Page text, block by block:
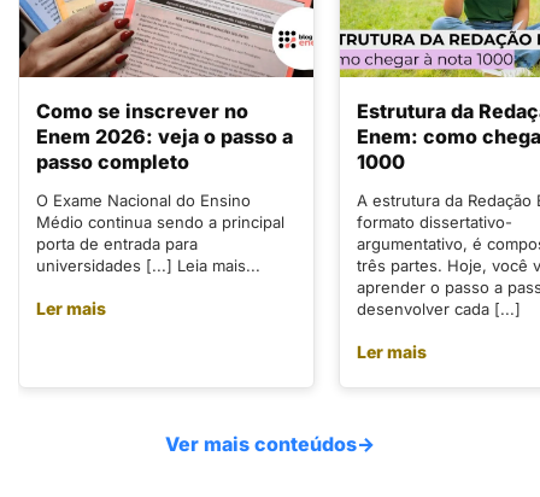
Como se inscrever no
Enem 2026: veja o passo a
passo completo
O Exame Nacional do Ensino
Médio continua sendo a principal
porta de entrada para
universidades [...] Leia mais...
Ler mais
Estrutura da
Enem: como
1000
A estrutura da Redação
formato dissertativo-
argumentativo, é
três partes. Hoje, você
aprender o passo a
desenvolver cada [...]
Ler mais
Ver mais conteúdos→